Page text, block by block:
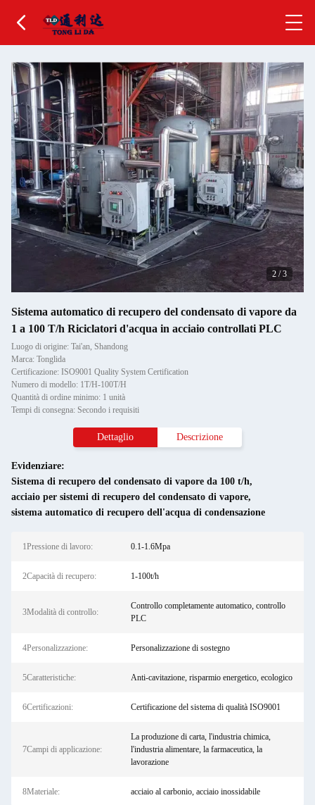
2 /3
Sistema automatico di recupero del condensato di vapore da
1 a 100 T/h Riciclatori d'acqua in acciaio controllati PLC
Luogo di origine: Tai'an, Shandong
Marca: Tonglida
Certificazione: ISO9001 Quality System Certification
Numero di modello: 1T/H-100T/H
Quantità di ordine minimo: 1 unità
Tempi di consegna: Secondo i requisiti
Dettaglio Descrizione
Evidenziare:
Sistema di recupero del condensato di vapore da 100 t/h,
acciaio per sistemi di recupero del condensato di vapore,
sistema automatico di recupero dell'acqua di condensazione
1Pressione di lavoro: 0.1-1.6Mpa
2Capacità di recupero: 1-100t/h
3Modalità di controllo:
Controllo completamente automatico, controllo
PLC
4Personalizzazione: Personalizzazione di sostegno
5Caratteristiche: Anti-cavitazione, risparmio energetico, ecologico
6Certificazioni: Certificazione del sistema di qualità ISO9001
7Campi di applicazione:
La produzione di carta, l'industria chimica,
l'industria alimentare, la farmaceutica, la
lavorazione
8Materiale: acciaio al carbonio, acciaio inossidabile